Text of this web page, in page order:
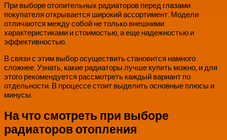
При выборе отопительных радиаторов перед глазами
покупателя открывается широкий ассортимент. Модели
отличаются между собой не только внешними
характеристиками и стоимостью, а еще надежностью и
эффективностью.
В связи с этим выбор осуществить становится намного
сложнее. Узнать, какие радиаторы лучше купить можно, и для
этого рекомендуется рассмотреть каждый вариант по
отдельности. В процессе стоит выделить основные плюсы и
минусы.
На что смотреть при выборе
радиаторов отопления